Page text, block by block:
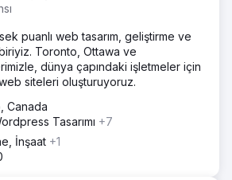
puanlı web tasarım, geliştirme ve
Toronto, Ottawa ve
dünya çapındaki işletmeler için
siteleri oluşturuyoruz.
Canada
Tasarımı +7
İnşaat +1